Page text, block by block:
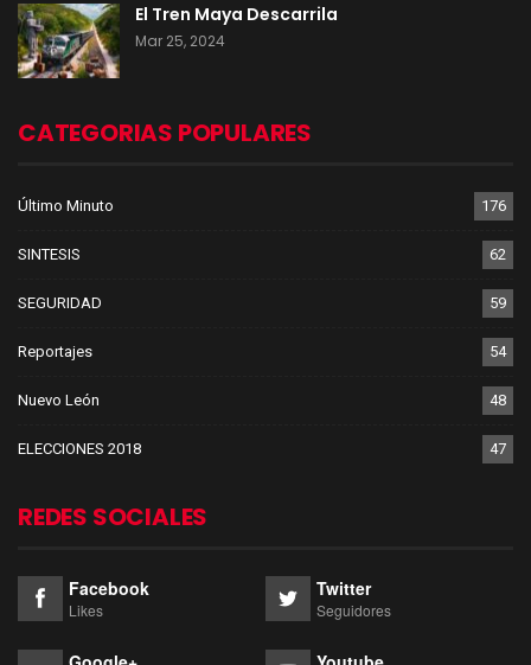
El Tren Maya Descarrila
Mar 25, 2024
CATEGORIAS POPULARES
Último Minuto 176
SINTESIS 62
SEGURIDAD 59
Reportajes 54
Nuevo León 48
ELECCIONES 2018 47
REDES SOCIALES
Facebook
Likes
Twitter
Seguidores